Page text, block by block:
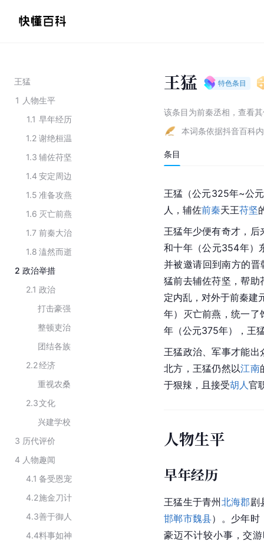
王猛
1 人物生平
1.1 早年经历
1.2 谢绝桓温
1.3 辅佐苻坚
1.4 安定周边
1.5 准备攻燕
1.6 灭亡前燕
1.7 前秦大治
1.8 溘然而逝
2 政治举措
2.1 政治
打击豪强
整顿吏治
团结各族
2.2经济
重视农桑
2.3文化
兴建学校
3 历代评价
4 人物趣闻
4.1 备受恩宠
4.2施金刀计
4.3善于御人
4.4料事如神
王猛 特色条目
该条目为前秦丞相 ， 查看
本词条依据抖音百科
条目
王猛（公元325年~公
人，辅佐前秦天王苻坚
王猛年少便有奇才，后
和十年（公元354年）
并被邀请回到南方的晋
猛前去辅佐苻坚，帮助
定内乱，对外于前秦建
年）灭亡前燕 ，统一
年（公元375年），王
王猛政治、军事才能
北方，王猛仍然以江南
于狠辣，且接受胡人 官
人物生平
早年经历
王猛生于青州北海郡剧
邯郸市魏县）。少年时
豪迈不计较小事，交